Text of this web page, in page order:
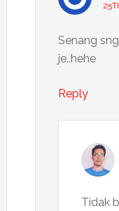
Senang
je..hehe
Reply
Tidak